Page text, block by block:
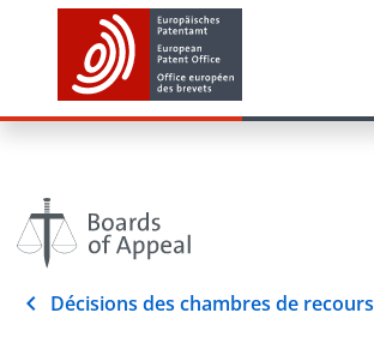
Décisions des chambres de recours